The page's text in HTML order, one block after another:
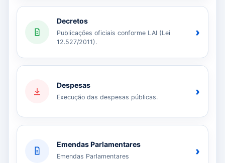
Decretos
Publicações oficiais conforme LAI (Lei
12.527/2011).
›
Despesas
Execução das despesas públicas. ›
Emendas Parlamentares
Emendas Parlamentares ›